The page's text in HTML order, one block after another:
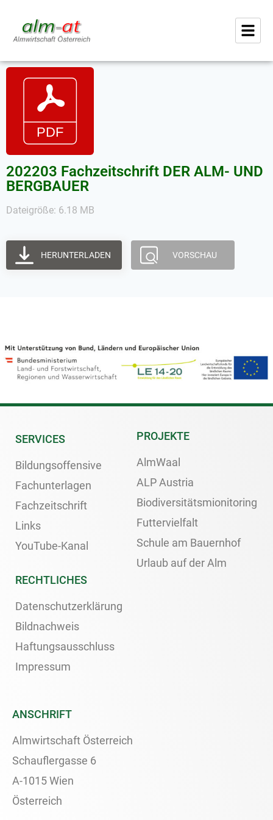
202203 Fachzeitschrift DER ALM- UND
BERGBAUER
Dateigröße: 6.18 MB
HERUNTERLADEN VORSCHAU
SERVICES
Bildungsoffensive
Fachunterlagen
Fachzeitschrift
Links
YouTube-Kanal
PROJEKTE
AlmWaal
ALP Austria
Biodiversitätsmionitoring
Futtervielfalt
Schule am Bauernhof
Urlaub auf der Alm
RECHTLICHES
Datenschutzerklärung
Bildnachweis
Haftungsausschluss
Impressum
ANSCHRIFT
Almwirtschaft Österreich
Schauflergasse 6
A-1015 Wien
Österreich